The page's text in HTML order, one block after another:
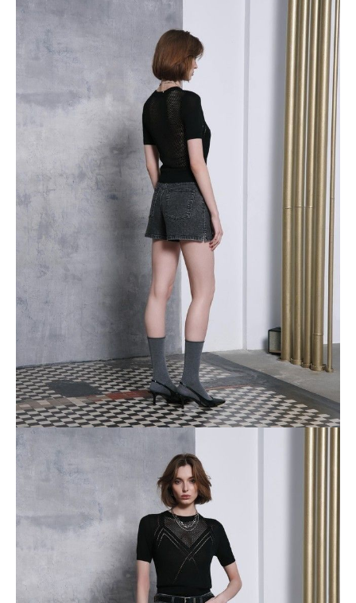
BRAK
ZDJĘCIA
Rozmiary:
Tabela rozmiarów
Ilość:
DODAJ DO KOSZYKA
Jak złożyć zamówienie
POWIADOM MNIE O DOSTĘPNOŚCI
ПОЛУЧИТЬ ПО EMAIL
Dostawa
Kurier,
darmowa od 99 zł
czas dostawy: 1-2 dni robocze
Paczkomaty InPost 24/7,
darmowa od 50 zł
czas dostawy: 1-2 dni robocze
w sklepie Conte (Łodz)
pn.- czw. 8:00 - 16:00, pt. 8:00 - 14:00
Opinie
Pytania
O produkcie
Джинсовые шорты с эффектом варки и разрезами по бокам - must
have в летнем гардеробе.
Плотные и вместе с тем дышащие благодаря высокому
содержанию хлопка, эти шорты прекрасно держат форму и
гарантируют легкость и комфорт даже в жаркий день.
• высокая посадка
• застежка на пуговицу и молнию, скрытую планкой
• шлевки для ремня
• разрезы по бокам
• модель с пятью карманами
• оксидная варка, благодаря которой каждая модель обладает
уникальным рисунком
• мягкий деним с высоким содержанием хлопка
• для сохранения белого цвета соблюдайте рекомендации по уходу